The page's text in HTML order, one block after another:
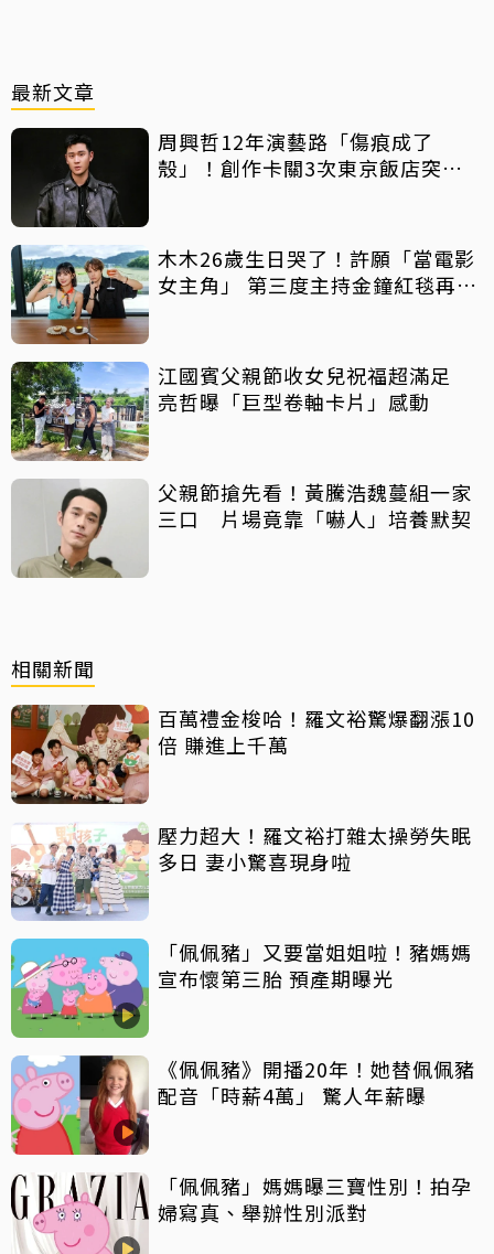
最新文章
周興哲12年演藝路「傷痕成了
殼」！創作卡關3次東京飯店突找
木木26歲生日哭了！許願「當電影
女主角」 第三度主持金鐘紅毯再喊
江國賓父親節收女兒祝福超滿足
亮哲曝「巨型卷軸卡片」感動
父親節搶先看！黃騰浩魏蔓組一家
三口 片場竟靠「嚇人」培養默契
相關新聞
百萬禮金梭哈！羅文裕驚爆翻漲10
倍 賺進上千萬
壓力超大！羅文裕打雜太操勞失眠
多日 妻小驚喜現身啦
「佩佩豬」又要當姐姐啦！豬媽媽
宣布懷第三胎 預產期曝光
《佩佩豬》開播20年！她替佩佩豬
配音「時薪4萬」 驚人年薪曝
「佩佩豬」媽媽曝三寶性別！拍孕
婦寫真、舉辦性別派對